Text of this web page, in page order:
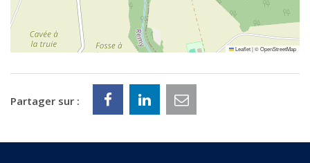
Leaflet|©OpenStreetMap
Partager sur :